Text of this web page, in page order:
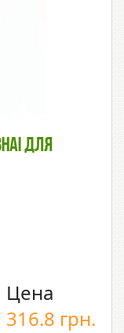
Для
Цена
316.8 грн.